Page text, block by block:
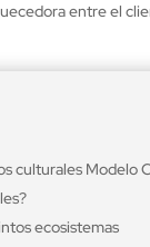
entre el
culturales Modelo
ecosistemas